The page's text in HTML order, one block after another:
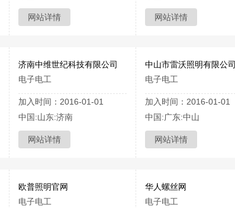
网站详情 网站详情
济南中维世纪科技有限公司
电子电工
加入时间：2016-01-01
中国:山东:济南
网站详情
中山市雷沃照明有限公司
电子电工
加入时间：2016-01-01
中国:广东:中山
网站详情
欧普照明官网
电子电工
华人螺丝网
电子电工